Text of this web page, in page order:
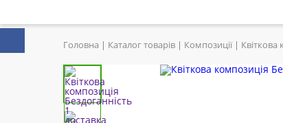
Головна Каталог товарів Композиції Квіткова